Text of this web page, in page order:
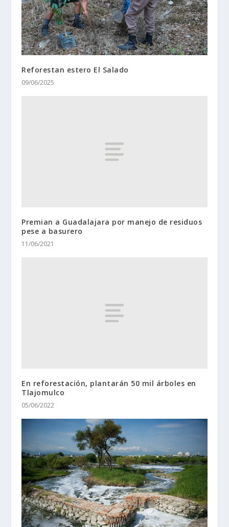
Reforestan estero El Salado
09/06/2025
Premian a Guadalajara por manejo de residuos
pese a basurero
11/06/2021
En reforestación, plantarán 50 mil árboles en
Tlajomulco
05/06/2022